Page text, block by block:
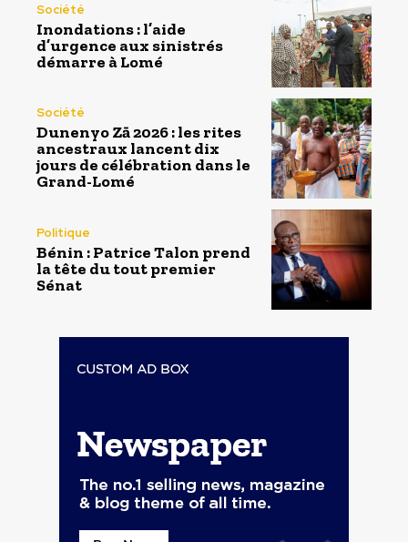
Société
Inondations : l’aide
d’urgence aux sinistrés
démarre à Lomé
Société
Dunenyo Zā 2026 : les rites
ancestraux lancent dix
jours de célébration dans le
Grand-Lomé
Politique
Bénin : Patrice Talon prend
la tête du tout premier
Sénat